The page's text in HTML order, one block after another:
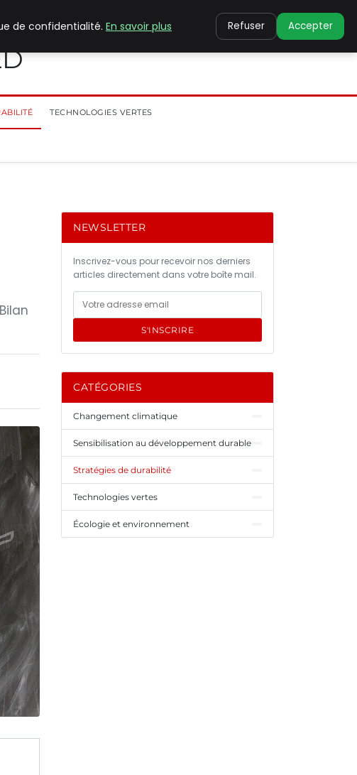
TECHNOLOGIES VERTES
NEWSLETTER
Inscrivez-vous pour recevoir nos derniers
articles directement dans votre boîte mail.
S'INSCRIRE
CATÉGORIES
Changement climatique
Sensibilisation au développement durable
Stratégies de durabilité
Technologies vertes
Écologie et environnement
de confidentialité. En savoir plus Refuser Accepter